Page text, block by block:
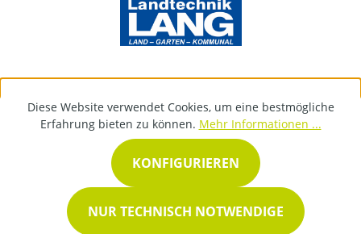
Diese Website verwendet Cookies, um eine bestmögliche
Erfahrung bieten zu können. Mehr Informationen ...
NUR TECHNISCH NOTWENDIGE
KONFIGURIEREN